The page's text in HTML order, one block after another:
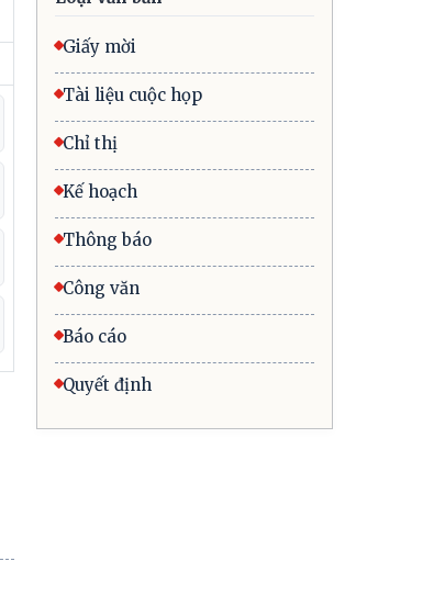
Giấy mời
Tài liệu cuộc họp
Chỉ thị
Kế hoạch
Thông báo
Công văn
Báo cáo
Quyết định